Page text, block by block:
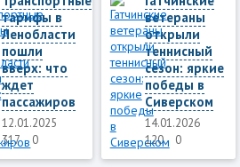
тарифы в
Ленобласти
пошли
вверх: что
ждет
пассажиров
12.01.2025
317
0
ветераны
открыли
теннисный
сезон: яркие
победы в
Сиверском
14.01.2026
120
0